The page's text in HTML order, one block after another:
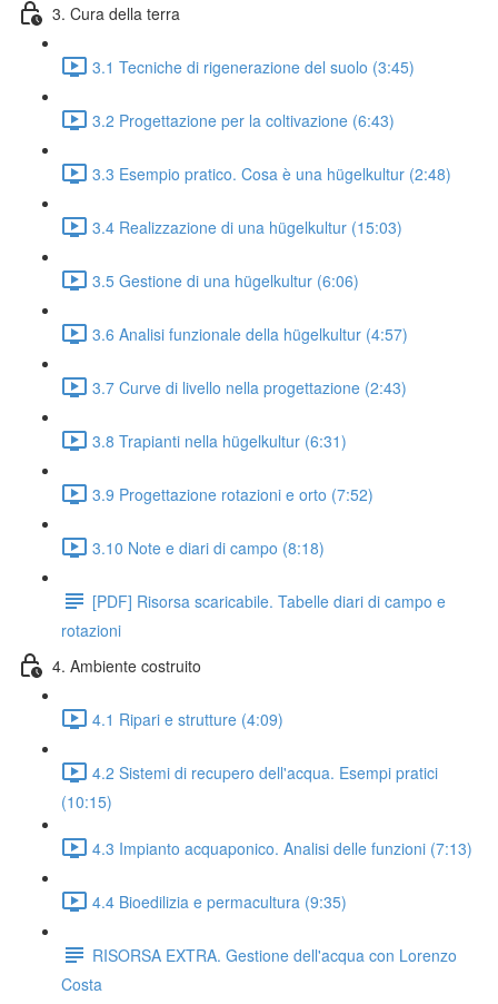
3. Cura della terra
3.1 Tecniche di rigenerazione del suolo (3:45)
3.2 Progettazione per la coltivazione (6:43)
3.3 Esempio pratico. Cosa è una hügelkultur (2:48)
3.4 Realizzazione di una hügelkultur (15:03)
3.5 Gestione di una hügelkultur (6:06)
3.6 Analisi funzionale della hügelkultur (4:57)
3.7 Curve di livello nella progettazione (2:43)
3.8 Trapianti nella hügelkultur (6:31)
3.9 Progettazione rotazioni e orto (7:52)
3.10 Note e diari di campo (8:18)
[PDF] Risorsa scaricabile. Tabelle diari di campo e
rotazioni
4. Ambiente costruito
4.1 Ripari e strutture (4:09)
4.2 Sistemi di recupero dell'acqua. Esempi pratici
(10:15)
4.3 Impianto acquaponico. Analisi delle funzioni (7:13)
4.4 Bioedilizia e permacultura (9:35)
RISORSA EXTRA. Gestione dell'acqua con Lorenzo
Costa